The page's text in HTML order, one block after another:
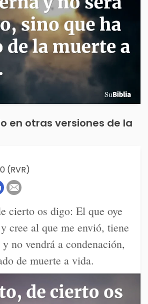
en otras versiones de la
(RVR)
cierto os digo: El que oye
cree al que me envió, tiene
no vendrá a condenación,
de muerte a vida.